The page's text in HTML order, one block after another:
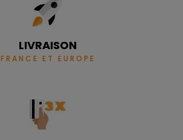
LIVRAISON
FRANCE ET EUROPE